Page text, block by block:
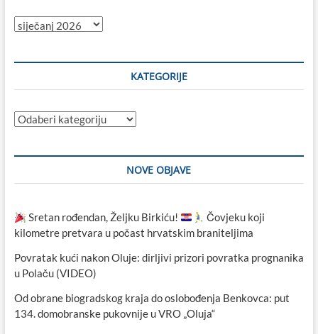
Sve
KATEGORIJE
Kategorije
NOVE OBJAVE
Sretan rođendan, Željku Birkiću!
Čovjeku koji
kilometre pretvara u počast hrvatskim braniteljima
Povratak kući nakon Oluje: dirljivi prizori povratka prognanika
u Polaču (VIDEO)
Od obrane biogradskog kraja do oslobođenja Benkovca: put
134. domobranske pukovnije u VRO „Oluja“